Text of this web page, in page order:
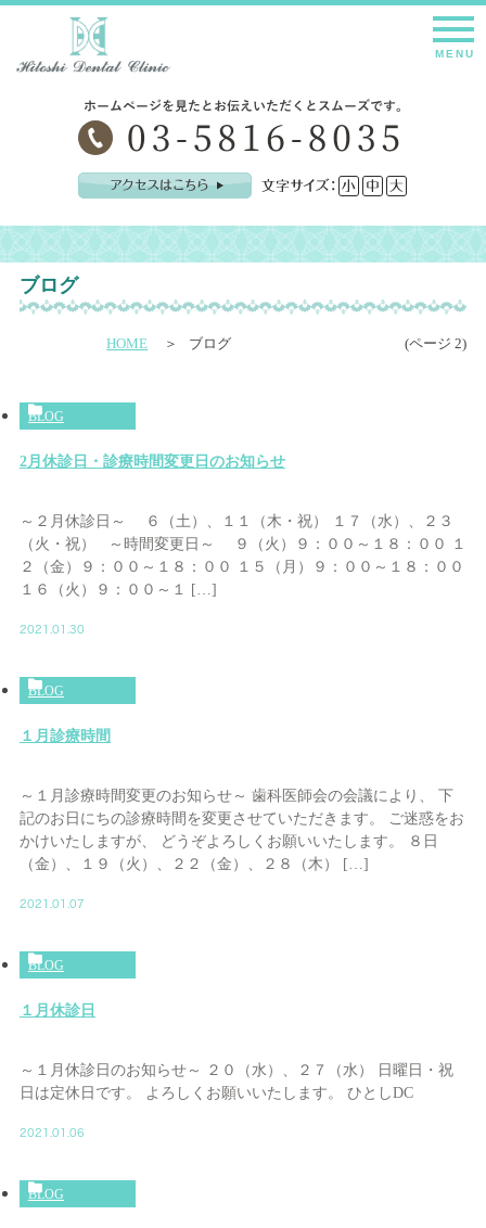
ブログ
HOME ブログ (ページ 2)
BLOG
2月休診日・診療時間変更日のお知らせ
～２月休診日～ ６（土）、１１（木・祝） １７（水）、２３
（火・祝） ～時間変更日～ ９（火）９：００～１８：００ １
２（金）９：００～１８：００ １５（月）９：００～１８：００
１６（火）９：００～１ […]
2021.01.30
BLOG
１月診療時間
～１月診療時間変更のお知らせ～ 歯科医師会の会議により、 下
記のお日にちの診療時間を変更させていただきます。 ご迷惑をお
かけいたしますが、 どうぞよろしくお願いいたします。 ８日
（金）、１９（火）、２２（金）、２８（木） […]
2021.01.07
BLOG
１月休診日
～１月休診日のお知らせ～ ２０（水）、２７（水） 日曜日・祝
日は定休日です。 よろしくお願いいたします。 ひとしDC
2021.01.06
BLOG